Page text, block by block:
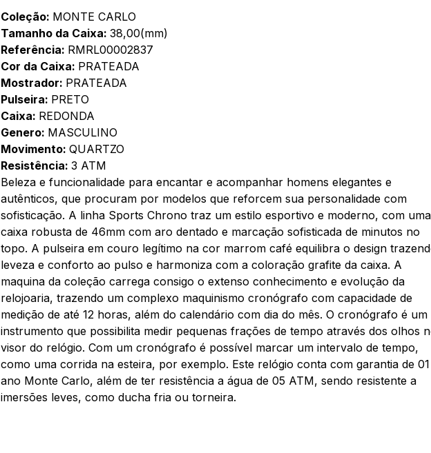
Coleção: MONTE CARLO
Tamanho da Caixa: 38,00(mm)
Referência: RMRL00002837
Cor da Caixa: PRATEADA
Mostrador: PRATEADA
Pulseira: PRETO
Caixa: REDONDA
Genero: MASCULINO
Movimento: QUARTZO
Resistência: 3 ATM
Beleza e funcionalidade para encantar e acompanhar homens elegantes e
autênticos, que procuram por modelos que reforcem sua personalidade com
sofisticação. A linha Sports Chrono traz um estilo esportivo e moderno, com uma
caixa robusta de 46mm com aro dentado e marcação sofisticada de minutos no
topo. A pulseira em couro legítimo na cor marrom café equilibra o design
leveza e conforto ao pulso e harmoniza com a coloração grafite da caixa. A
maquina da coleção carrega consigo o extenso conhecimento e evolução da
relojoaria, trazendo um complexo maquinismo cronógrafo com capacidade de
medição de até 12 horas, além do calendário com dia do mês. O cronógrafo é um
instrumento que possibilita medir pequenas frações de tempo através dos olhos
visor do relógio. Com um cronógrafo é possível marcar um intervalo de tempo,
como uma corrida na esteira, por exemplo. Este relógio conta com garantia de 01
ano Monte Carlo, além de ter resistência a água de 05 ATM, sendo resistente a
imersões leves, como ducha fria ou torneira.